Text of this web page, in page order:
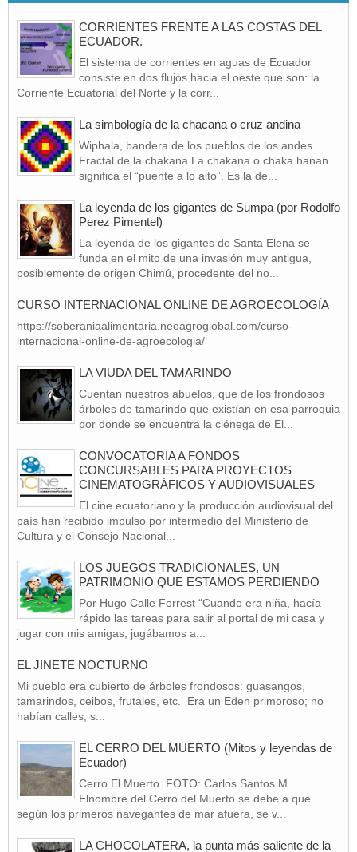
CORRIENTES FRENTE A LAS COSTAS DEL
ECUADOR.
El sistema de corrientes en aguas de Ecuador
consiste en dos flujos hacia el oeste que son: la
Corriente Ecuatorial del Norte y la corr...
La simbología de la chacana o cruz andina
Wiphala, bandera de los pueblos de los andes.
Fractal de la chakana La chakana o chaka hanan
significa el “puente a lo alto”. Es la de...
La leyenda de los gigantes de Sumpa (por Rodolfo
Perez Pimentel)
La leyenda de los gigantes de Santa Elena se
funda en el mito de una invasión muy antigua,
posiblemente de origen Chimú, procedente del no...
CURSO INTERNACIONAL ONLINE DE AGROECOLOGÍA
https://soberaniaalimentaria.neoagroglobal.com/curso-
internacional-online-de-agroecologia/
LA VIUDA DEL TAMARINDO
Cuentan nuestros abuelos, que de los frondosos
árboles de tamarindo que existían en esa parroquia
por donde se encuentra la ciénega de El...
CONVOCATORIA A FONDOS
CONCURSABLES PARA PROYECTOS
CINEMATOGRÁFICOS Y AUDIOVISUALES
El cine ecuatoriano y la producción audiovisual del
país han recibido impulso por intermedio del Ministerio de
Cultura y el Consejo Nacional...
LOS JUEGOS TRADICIONALES, UN
PATRIMONIO QUE ESTAMOS PERDIENDO
Por Hugo Calle Forrest “Cuando era niña, hacía
rápido las tareas para salir al portal de mi casa y
jugar con mis amigas, jugábamos a...
EL JINETE NOCTURNO
Mi pueblo era cubierto de árboles frondosos: guasangos,
tamarindos, ceibos, frutales, etc. Era un Eden primoroso; no
habían calles, s...
EL CERRO DEL MUERTO (Mitos y leyendas de
Ecuador)
Cerro El Muerto. FOTO: Carlos Santos M.
Elnombre del Cerro del Muerto se debe a que
según los primeros navegantes de mar afuera, se v...
LA CHOCOLATERA, la punta más saliente de la